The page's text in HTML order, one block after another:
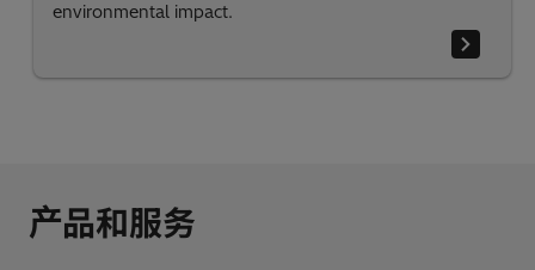
environmental impact.
产品和服务